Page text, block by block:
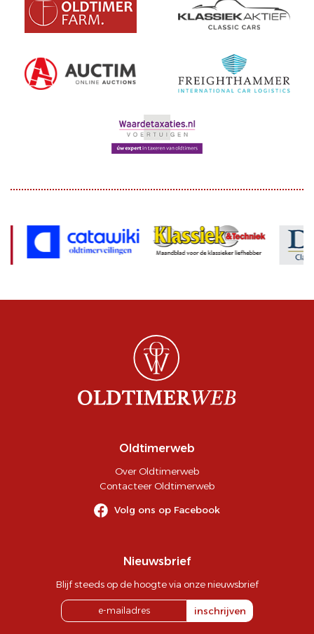
Oldtimerweb
Over Oldtimerweb
Contacteer Oldtimerweb
Volg ons op Facebook
Nieuwsbrief
Blijf steeds op de hoogte via onze nieuwsbrief
inschrijven